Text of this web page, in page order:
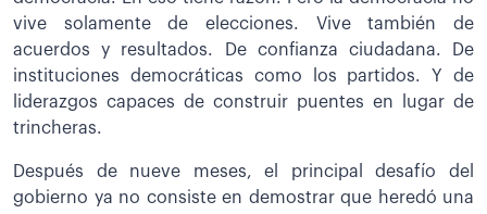
vive solamente de elecciones. Vive también de
acuerdos y resultados. De confianza ciudadana. De
instituciones democráticas como los partidos. Y de
liderazgos capaces de construir puentes en lugar de
trincheras.
Después de nueve meses, el principal desafío del
gobierno ya no consiste en demostrar que heredó una